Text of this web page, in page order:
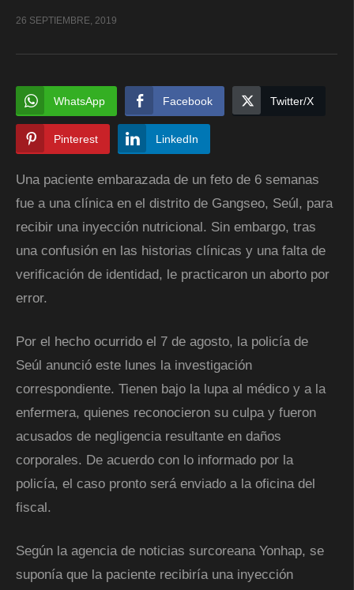
26 SEPTIEMBRE, 2019
WhatsApp Facebook Twitter/X
Pinterest LinkedIn
Una paciente embarazada de un feto de 6 semanas
fue a una clínica en el distrito de Gangseo, Seúl, para
recibir una inyección nutricional. Sin embargo, tras
una confusión en las historias clínicas y una falta de
verificación de identidad, le practicaron un aborto por
error.
Por el hecho ocurrido el 7 de agosto, la policía de
Seúl anunció este lunes la investigación
correspondiente. Tienen bajo la lupa al médico y a la
enfermera, quienes reconocieron su culpa y fueron
acusados de negligencia resultante en daños
corporales. De acuerdo con lo informado por la
policía, el caso pronto será enviado a la oficina del
fiscal.
Según la agencia de noticias surcoreana Yonhap, se
suponía que la paciente recibiría una inyección